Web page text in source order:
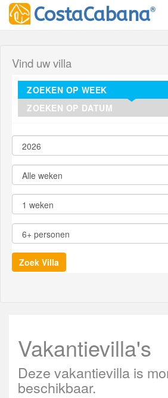
CostaCabana®
Vind uw villa
ZOEKEN OP WEEK
ZOEKEN OP DATUM
Vakantievilla's
Deze vakantievilla is
beschikbaar.